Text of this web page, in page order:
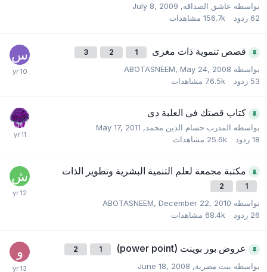
بواسطه عاشق الصداقه,
July 8, 2009
62 ردود 156.7k مشاهدات
قصص تنموية ذات مغزى 2
3
بواسطه ABOTASNEEM ,May 24, 2008
53 ردود 76.5k مشاهدات
كتاب قصتك فى العلبة دى
بواسطه المدرب حسام الدين محمد,
May 17, 2011
18 ردود 25.6k مشاهدات
مكتبة مجمعة لعلم التنمية البشرية وتطوير الذات
2
بواسطه ABOTASNEEM ,December 22, 2010
26 ردود 68.4k مشاهدات
عروض بور بوينت (power point) 2
بواسطه بنت مصرية,
June 18, 2008